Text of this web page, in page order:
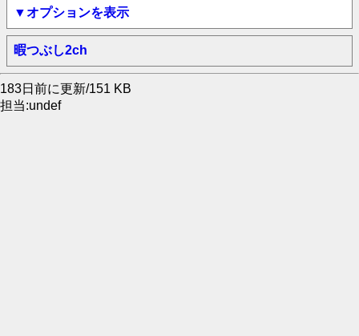
▼オプションを表示
暇つぶし2ch
183日前に更新/151 KB
担当:undef